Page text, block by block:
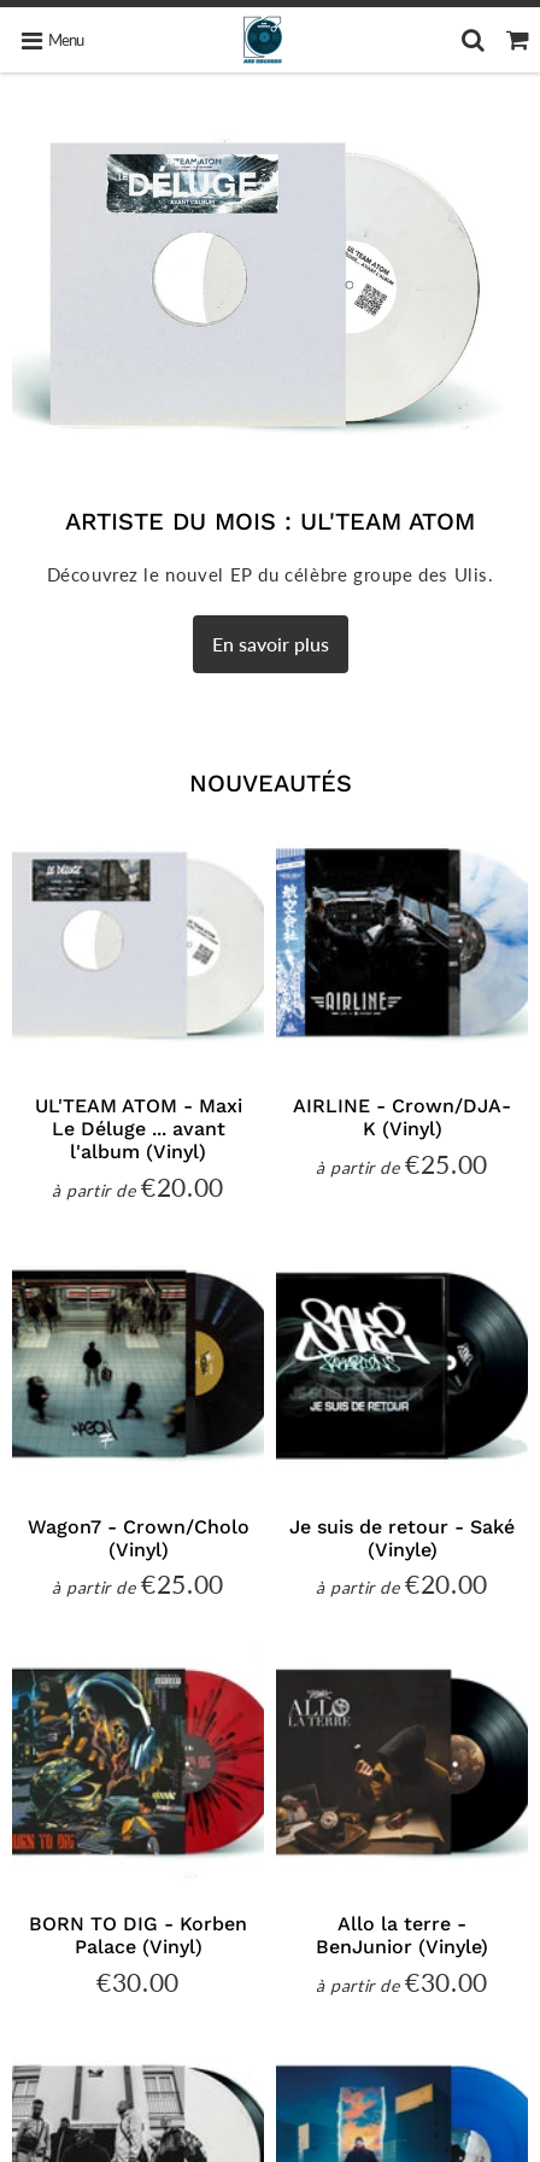
Menu
ARTISTE DU MOIS : UL'TEAM ATOM
Découvrez le nouvel EP du célèbre groupe des Ulis.
En savoir plus
NOUVEAUTÉS
UL'TEAM ATOM - Maxi
Le Déluge ... avant
l'album (Vinyl)
à partir dePrix
€20.00
AIRLINE - Crown/DJA-
K (Vinyl)
à partir dePrix
€25.00
Wagon7 - Crown/Cholo
(Vinyl)
à partir dePrix
€25.00
Je suis de retour - Saké
(Vinyle)
à partir dePrix
€20.00
BORN TO DIG - Korben
Palace (Vinyl)
Prix
€30.00
Allo la terre -
BenJunior (Vinyle)
à partir dePrix
€30.00